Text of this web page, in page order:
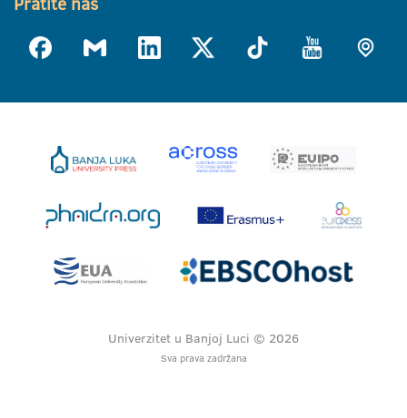
Univerzitet u Banjoj Luci © 2026
Sva prava zadržana